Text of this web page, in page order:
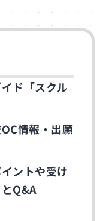
ド「スクル
情報・出願
ントや受け
Q&A